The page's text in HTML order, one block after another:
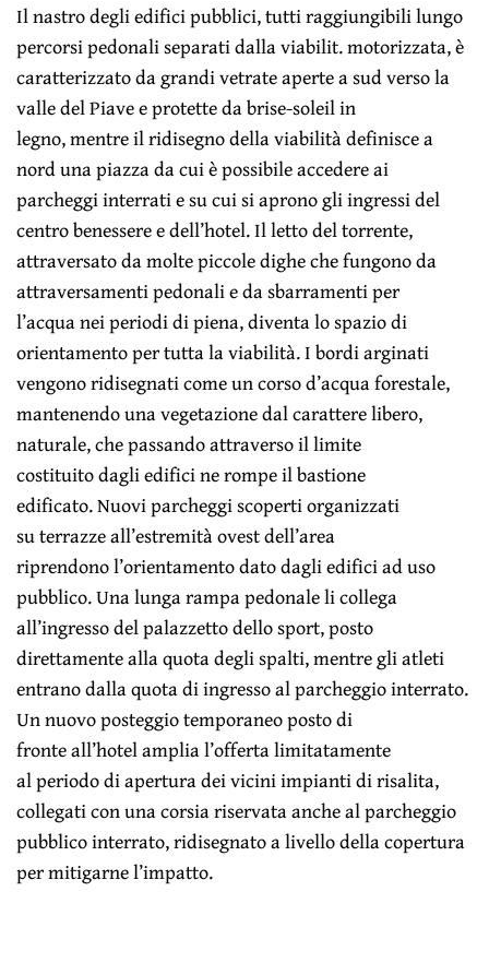
Il nastro degli edifici pubblici, tutti raggiungibili lungo
percorsi pedonali separati dalla viabilit. motorizzata, è
caratterizzato da grandi vetrate aperte a sud verso la
valle del Piave e protette da brise-soleil in
legno, mentre il ridisegno della viabilità definisce a
nord una piazza da cui è possibile accedere ai
parcheggi interrati e su cui si aprono gli ingressi del
centro benessere e dell’hotel. Il letto del torrente,
attraversato da molte piccole dighe che fungono da
attraversamenti pedonali e da sbarramenti per
l’acqua nei periodi di piena, diventa lo spazio di
orientamento per tutta la viabilità. I bordi arginati
vengono ridisegnati come un corso d’acqua forestale,
mantenendo una vegetazione dal carattere libero,
naturale, che passando attraverso il limite
costituito dagli edifici ne rompe il bastione
edificato. Nuovi parcheggi scoperti organizzati
su terrazze all’estremità ovest dell’area
riprendono l’orientamento dato dagli edifici ad uso
pubblico. Una lunga rampa pedonale li collega
all’ingresso del palazzetto dello sport, posto
direttamente alla quota degli spalti, mentre gli atleti
entrano dalla quota di ingresso al parcheggio interrato.
Un nuovo posteggio temporaneo posto di
fronte all’hotel amplia l’offerta limitatamente
al periodo di apertura dei vicini impianti di risalita,
collegati con una corsia riservata anche al parcheggio
pubblico interrato, ridisegnato a livello della copertura
per mitigarne l’impatto.